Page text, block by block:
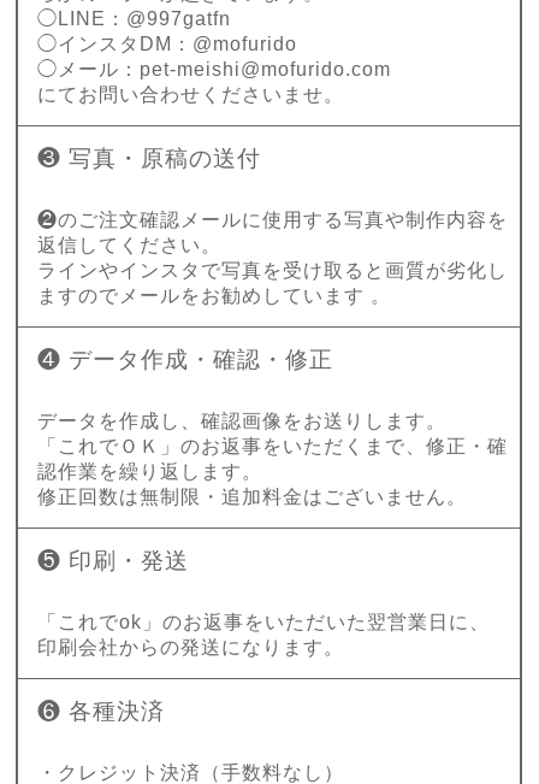
◯LINE：@997gatfn
◯インスタDM：@mofurido
◯メール： pet-meishi@mofurido.com
にてお問い合わせくださいませ。
❸ 写真・原稿の送付
❷のご注文確認メールに使用する写真や制作内容を
返信してください。
ラインやインスタで写真を受け取ると画質が劣化し
ますのでメールをお勧めしています 。
❹ データ作成・確認・修正
データを作成し、確認画像をお送りします。
「これでＯＫ」のお返事をいただくまで、修正・確
認作業を繰り返します。
修正回数は無制限・追加料金はございません。
❺ 印刷・発送
「これでok」のお返事をいただいた翌営業日に、
印刷会社からの発送になります。
❻ 各種決済
・クレジット決済（手数料なし）